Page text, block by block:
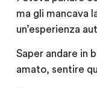
ma gli mancava
un’esperienza
Saper andare in
amato, sentire